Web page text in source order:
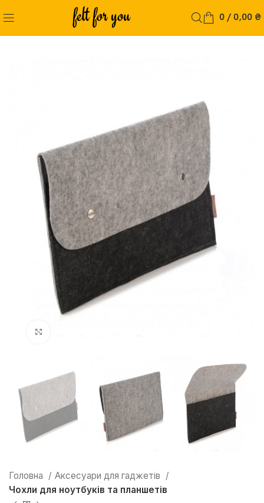
0 / 0,00 ₴
Головна
Аксесуари для гаджетів
Чохли для ноутбуків та планшетів